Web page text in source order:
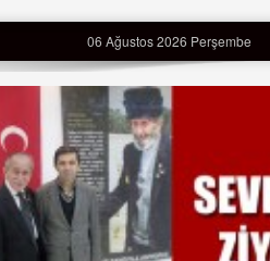
06 Ağustos 2026 Perşembe